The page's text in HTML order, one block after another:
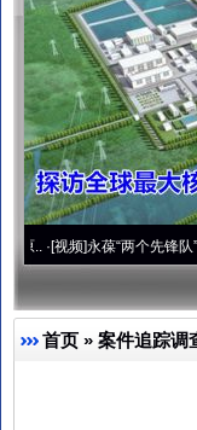
永葆“两个先锋队”本色·[视频]牢
首页 » 案件追踪调